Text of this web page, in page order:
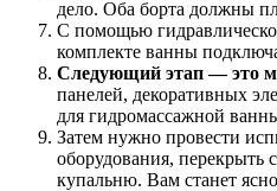
дело. Оба борта должны
С помощью
комплекте ванны
Следующий этап — это
панелей, декоративных
для гидромассажной
Затем нужно провести
оборудования, перекрыть
купальню. Вам станет